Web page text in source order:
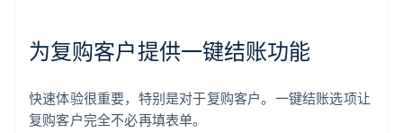
为复购客户提供一键结账功能
快速体验很重要，特别是对于复购客户。一键结账选项让
复购客户完全不必再填表单。